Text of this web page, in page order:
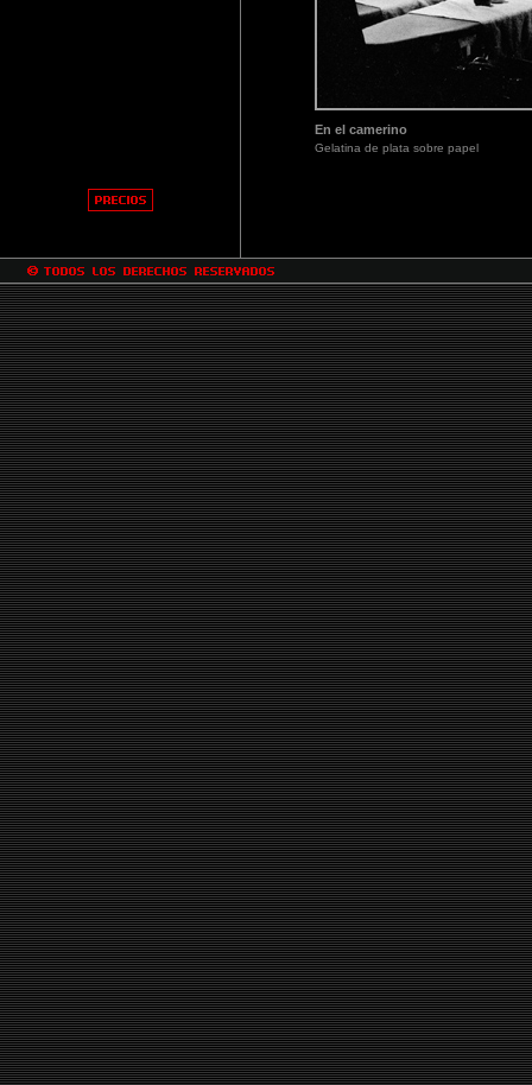
En el camerino
Gelatina de plata sobre papel